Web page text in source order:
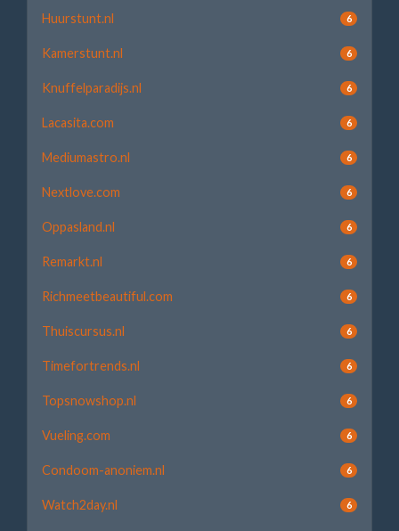
Huurstunt.nl 6
Kamerstunt.nl 6
Knuffelparadijs.nl 6
Lacasita.com 6
Mediumastro.nl 6
Nextlove.com 6
Oppasland.nl 6
Remarkt.nl 6
Richmeetbeautiful.com 6
Thuiscursus.nl 6
Timefortrends.nl 6
Topsnowshop.nl 6
Vueling.com 6
Condoom-anoniem.nl 6
Watch2day.nl 6